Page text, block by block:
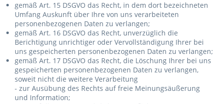
gemäß Art. 15 DSGVO das Recht, in dem dort bezeichneten
Umfang Auskunft über Ihre von uns verarbeiteten
personenbezogenen Daten zu verlangen;
gemäß Art. 16 DSGVO das Recht, unverzüglich die
Berichtigung unrichtiger oder Vervollständigung Ihrer bei
uns gespeicherten personenbezogenen Daten zu verlangen;
gemäß Art. 17 DSGVO das Recht, die Löschung Ihrer bei uns
gespeicherten personenbezogenen Daten zu verlangen,
soweit nicht die weitere Verarbeitung
- zur Ausübung des Rechts auf freie Meinungsäußerung
und Information;